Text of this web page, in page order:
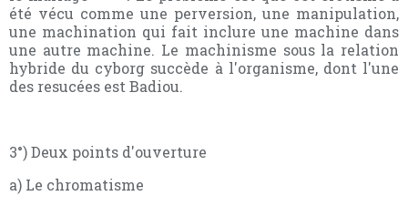
été vécu comme une perversion, une manipulation,
une machination qui fait inclure une machine dans
une autre machine. Le machinisme sous la relation
hybride du cyborg succède à l'organisme, dont l'une
des resucées est Badiou.
3°) Deux points d'ouverture
a) Le chromatisme